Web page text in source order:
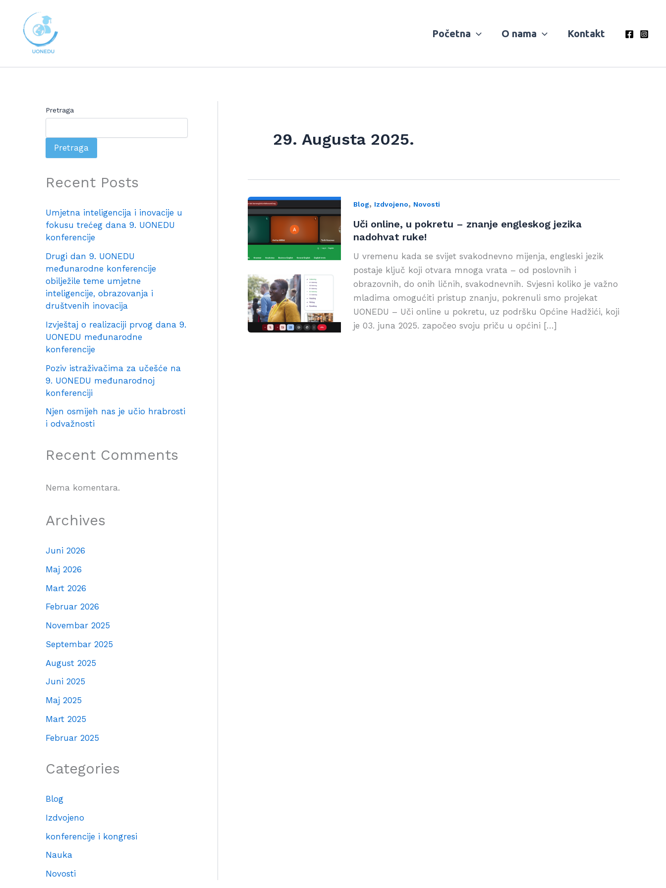
content
Početna O nama Kontakt
Pretraga
Pretraga
Recent Posts
Umjetna inteligencija i inovacije u
fokusu trećeg dana 9. UONEDU
konferencije
Drugi dan 9. UONEDU
međunarodne konferencije
obilježile teme umjetne
inteligencije, obrazovanja i
društvenih inovacija
Izvještaj o realizaciji prvog dana 9.
UONEDU međunarodne
konferencije
Poziv istraživačima za učešće na
9. UONEDU međunarodnoj
konferenciji
Njen osmijeh nas je učio hrabrosti
i odvažnosti
Recent Comments
Nema komentara.
Archives
Juni 2026
Maj 2026
Mart 2026
Februar 2026
Novembar 2025
Septembar 2025
August 2025
Juni 2025
Maj 2025
Mart 2025
Februar 2025
Categories
Blog
Izdvojeno
konferencije i kongresi
Nauka
Novosti
29. Augusta 2025.
Blog, Izdvojeno, Novosti
Uči online, u pokretu – znanje engleskog jezika
nadohvat ruke!
U vremenu kada se svijet svakodnevno mijenja, engleski jezik
postaje ključ koji otvara mnoga vrata – od poslovnih i
obrazovnih, do onih ličnih, svakodnevnih. Svjesni koliko je važno
mladima omogućiti pristup znanju, pokrenuli smo projekat
UONEDU – Uči online u pokretu, uz podršku Općine Hadžići, koji
je 03. juna 2025. započeo svoju priču u općini […]